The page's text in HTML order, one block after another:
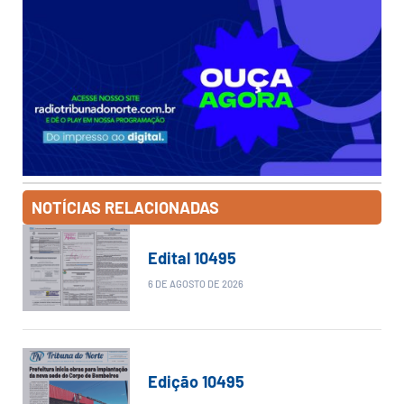
NOTÍCIAS RELACIONADAS
Edital 10495
6 DE AGOSTO DE 2026
Edição 10495